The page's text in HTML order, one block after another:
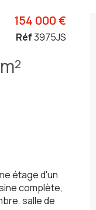
Appartement 2 pièce(s) 1 chambre(s) 53.25 m²
154 000 €
Réf3975JS
étage d'un
complète,
salle de